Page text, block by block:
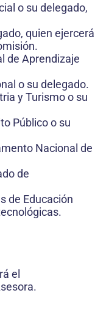
o su delegado,
quien ejercerá
de Aprendizaje
o su delegado.
y Turismo o su
Público o su
Nacional de
de
de Educación
el